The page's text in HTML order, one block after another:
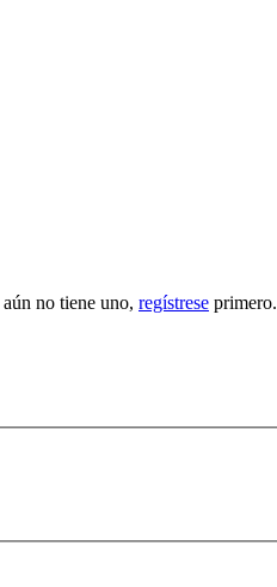
no tiene uno, regístrese primero.